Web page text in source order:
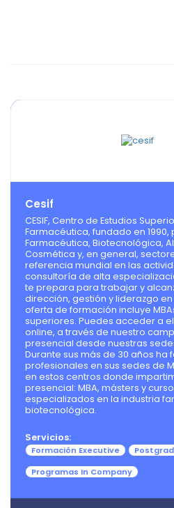
Cesif
CESIF, Centro de Estudios
Farmacéutica, fundado en 1990,
Farmacéutica, Biotecnológica,
Cosmética y, en general,
referencia mundial en las
consultoría de alta
te prepara para trabajar y
dirección, gestión y liderazgo
oferta de formación incluye
superiores. Puedes acceder a
online, a través de nuestro
presencial desde nuestras
Durante sus más de 30 años ha
profesionales en sus sedes de
en estos centros donde
presencial: MBA, másters y
especializados en la industria
biotecnológica.
Servicios:
Formación Executive
Programas In Company